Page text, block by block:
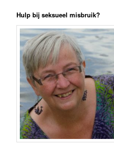
Hulp bij seksueel misbruik?